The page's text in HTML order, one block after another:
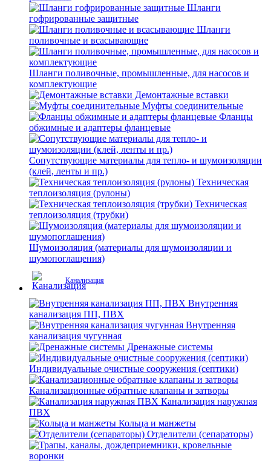
Шланги
гофрированные защитные
Шланги
поливочные и всасывающие
Шланги поливочные, промышленные, для насосов и
комплектующие
Демонтажные вставки
Муфты соединительные
Фланцы
обжимные и адаптеры фланцевые
Сопутствующие материалы для тепло- и шумоизоляции
(клей, ленты и пр.)
Техническая
теплоизоляция (рулоны)
Техническая
теплоизоляция (трубки)
Шумоизоляция (материалы для шумоизоляции и
шумопоглащения)
Канализация
Внутренняя
канализация ПП, ПВХ
Внутренняя
канализация чугунная
Дренажные системы
Индивидуальные очистные сооружения (септики)
Канализационные обратные клапаны и затворы
Канализация наружная
ПВХ
Кольца и манжеты
Отделители (сепараторы)